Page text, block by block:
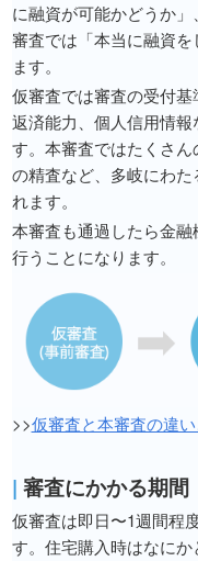
に融資が可能かどうか
審査では「本当に融資
ます。
仮審査では審査の受付
返済能力、個人信用情
す。本審査ではたくさ
の精査など、多岐にわ
れます。
本審査も通過したら金
行うことになります。
>>仮審査と本審査の違
| 審査にかかる期間
仮審査は即日〜1週間程
す。住宅購入時はなに